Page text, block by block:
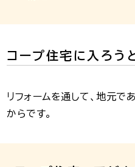
コープ住宅に入ろう
リフォームを通して、地元
からです。